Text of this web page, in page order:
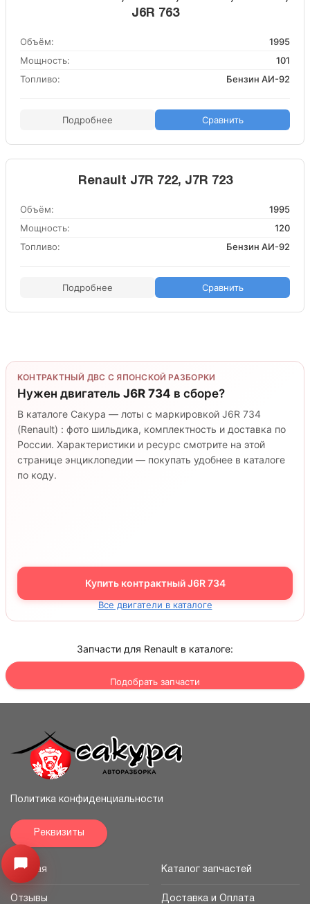
J6R 763
Объём:
1995
Мощность:
101
Топливо:
Бензин АИ-92
Подробнее Сравнить
Renault J7R 722, J7R 723
Объём:
1995
Мощность:
120
Топливо:
Бензин АИ-92
Подробнее Сравнить
КОНТРАКТНЫЙ ДВС С ЯПОНСКОЙ РАЗБОРКИ
Нужен двигатель J6R 734 в сборе?
В каталоге Сакура — лоты с маркировкой J6R 734
(Renault) : фото шильдика, комплектность и доставка по
России. Характеристики и ресурс смотрите на этой
странице энциклопедии — покупать удобнее в каталоге
по коду.
Купить контрактный J6R 734
Все двигатели в каталоге
Запчасти для Renault в каталоге:
Подобрать запчасти
Узнайте цену запчасти ->
Открыть меню
Политика конфиденциальности
Реквизиты
Главная Каталог запчастей
Отзывы Доставка и Оплата